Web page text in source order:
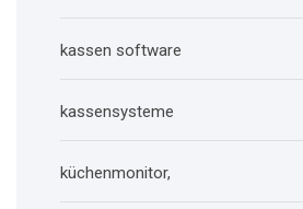
kassen software
kassensysteme
küchenmonitor,